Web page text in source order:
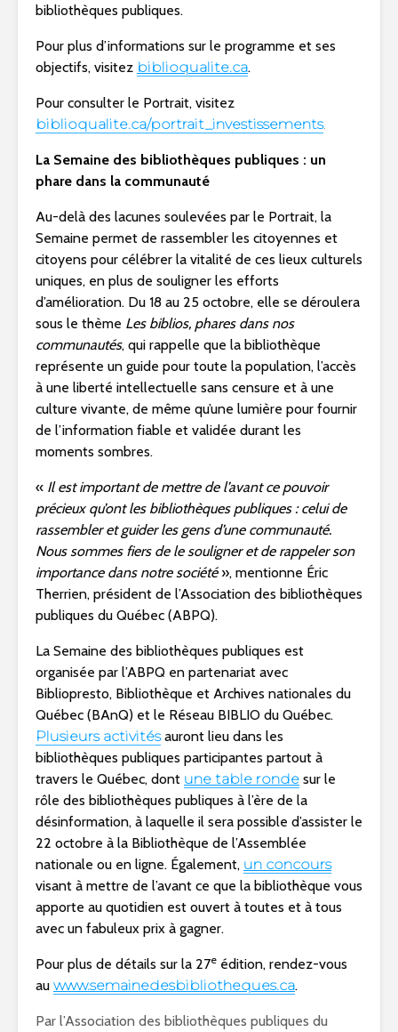
bibliothèques publiques.
Pour plus d’informations sur le programme et ses
objectifs, visitez biblioqualite.ca.
Pour consulter le Portrait, visitez
biblioqualite.ca/portrait_investissements.
La Semaine des bibliothèques publiques : un
phare dans la communauté
Au-delà des lacunes soulevées par le Portrait, la
Semaine permet de rassembler les citoyennes et
citoyens pour célébrer la vitalité de ces lieux culturels
uniques, en plus de souligner les efforts
d’amélioration. Du 18 au 25 octobre, elle se déroulera
sous le thème Les biblios, phares dans nos
communautés, qui rappelle que la bibliothèque
représente un guide pour toute la population, l’accès
à une liberté intellectuelle sans censure et à une
culture vivante, de même qu’une lumière pour fournir
de l’information fiable et validée durant les
moments sombres.
« Il est important de mettre de l’avant ce pouvoir
précieux qu’ont les bibliothèques publiques : celui de
rassembler et guider les gens d’une communauté.
Nous sommes fiers de le souligner et de rappeler son
importance dans notre société», mentionne Éric
Therrien, président de l’Association des bibliothèques
publiques du Québec (ABPQ).
La Semaine des bibliothèques publiques est
organisée par l’ABPQ en partenariat avec
Bibliopresto, Bibliothèque et Archives nationales du
Québec (BAnQ) et le Réseau BIBLIO du Québec.
Plusieurs activitésauront lieu dans les
bibliothèques publiques participantes partout à
travers le Québec, dont une table ronde sur le
rôle des bibliothèques publiques à l’ère de la
désinformation, à laquelle il sera possible d’assister le
22 octobre à la Bibliothèque de l’Assemblée
nationale ou en ligne. Également, un concours
visant à mettre de l’avant ce que la bibliothèque vous
apporte au quotidien est ouvert à toutes et à tous
avec un fabuleux prix à gagner.
Pour plus de détails sur la 27e édition, rendez-vous
au www.semainedesbibliotheques.ca.
Par l’Association des bibliothèques publiques du